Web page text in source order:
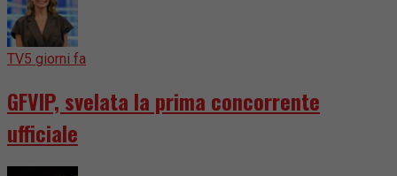
TV5 giorni fa
GFVIP, svelata la prima concorrente
ufficiale